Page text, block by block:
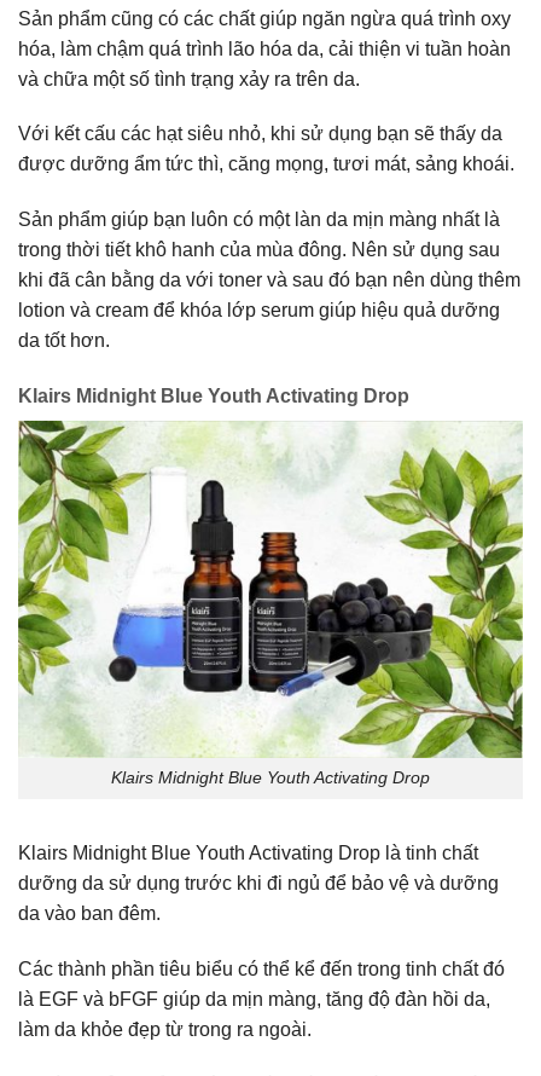
Sản phẩm cũng có các chất giúp ngăn ngừa quá trình oxy
hóa, làm chậm quá trình lão hóa da, cải thiện vi tuần hoàn
và chữa một số tình trạng xảy ra trên da.
Với kết cấu các hạt siêu nhỏ, khi sử dụng bạn sẽ thấy da
được dưỡng ẩm tức thì, căng mọng, tươi mát, sảng khoái.
Sản phẩm giúp bạn luôn có một làn da mịn màng nhất là
trong thời tiết khô hanh của mùa đông. Nên sử dụng sau
khi đã cân bằng da với toner và sau đó bạn nên dùng thêm
lotion và cream để khóa lớp serum giúp hiệu quả dưỡng
da tốt hơn.
Klairs Midnight Blue Youth Activating Drop
Klairs Midnight Blue Youth Activating Drop
Klairs Midnight Blue Youth Activating Drop là tinh chất
dưỡng da sử dụng trước khi đi ngủ để bảo vệ và dưỡng
da vào ban đêm.
Các thành phần tiêu biểu có thể kể đến trong tinh chất đó
là EGF và bFGF giúp da mịn màng, tăng độ đàn hồi da,
làm da khỏe đẹp từ trong ra ngoài.